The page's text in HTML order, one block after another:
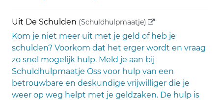
Uit De Schulden (Schuldhulpmaatje) (externe link)
Kom je niet meer uit met je geld of heb je
schulden? Voorkom dat het erger wordt en vraag
zo snel mogelijk hulp. Meld je aan bij
Schuldhulpmaatje Oss voor hulp van een
betrouwbare en deskundige vrijwilliger die je
weer op weg helpt met je geldzaken. De hulp is